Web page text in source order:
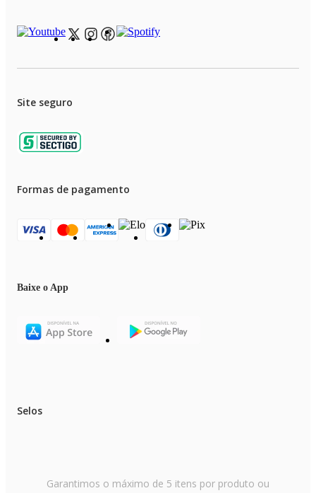
Site seguro
Formas de pagamento
Baixe o App
Selos
Garantimos o máximo de 5 itens por produto ou